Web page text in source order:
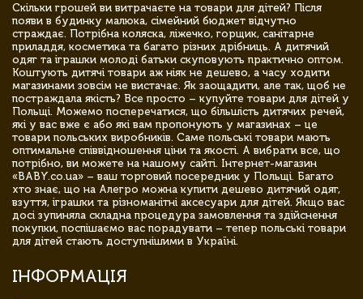
Скільки грошей ви витрачаєте на товари для дітей? Після
появи в будинку малюка, сімейний бюджет відчутно
страждає. Потрібна коляска, ліжечко, горщик, санітарне
приладдя, косметика та багато різних дрібниць. А дитячий
одяг та іграшки молоді батьки скуповують практично оптом.
Коштують дитячі товари аж ніяк не дешево, а часу ходити
магазинами зовсім не вистачає. Як заощадити, але так, щоб не
постраждала якість? Все просто – купуйте товари для дітей у
Польщі. Можемо посперечатися, що більшість дитячих речей,
які у вас вже є або які вам пропонують у магазинах – це
товари польських виробників. Саме польські товари мають
оптимальне співвідношення ціни та якості. А вибрати все, що
потрібно, ви можете на нашому сайті. Інтернет-магазин
«BABY.co.ua» – ваш торговий посередник у Польщі. Багато
хто знає, що на Алегро можна купити дешево дитячий одяг,
взуття, іграшки та різноманітні аксесуари для дітей. Якщо вас
досі зупиняла складна процедура замовлення та здійснення
покупки, поспішаємо вас порадувати – тепер польські товари
для дітей стають доступнішими в Україні.
ІНФОРМАЦІЯ